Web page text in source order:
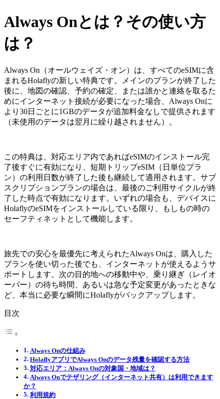
Always Onとは？その使い方
は？
Always On（オールウェイズ・オン）は、すべてのeSIMに含
まれるHolaflyの新しい特典です。メインのプランが終了した
後に、地図の確認、予約の確定、または誰かと連絡を取るた
めにインターネット接続が必要になった場合、Always Onに
より30日ごとに1GBのデータが追加料金なしで提供されます
（未使用のデータは翌月に繰り越されません）。
この特典は、対応エリア内であればeSIMのインストール完
了後すぐに有効になり、短期トリップeSIM（日単位プラ
ン）の利用日数が終了した後も継続して適用されます。サブ
スクリプションプランの場合は、最後のご利用サイクルが終
了した時点で有効になります。いずれの場合も、デバイスに
HolaflyのeSIMをインストールしている限り、もしもの時の
セーフティネットとして機能します。
旅先での安心を最優先に考えられたAlways Onは、購入した
プランを使い切った後でも、インターネットが使えるようサ
ポートします。次の目的地への移動中や、乗り継ぎ（レイオ
ーバー）の待ち時間、あるいは急な予定変更があったときな
ど、本当に必要な瞬間にHolaflyがバックアップします。
目次
Always Onの仕組み
HolaflyアプリでAlways Onのデータ残量を確認する方法
対応エリア：Always Onの対象国・地域は？
Always Onでテザリング（インターネット共有）は利用できます
か？
利用規約